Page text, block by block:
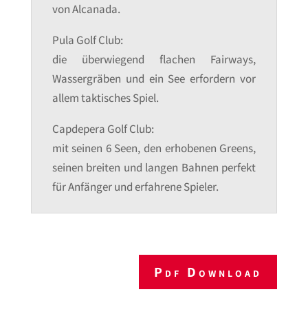
von Alcanada.
Pula Golf Club:
die überwiegend flachen Fairways,
Wassergräben und ein See erfordern vor
allem taktisches Spiel.
Capdepera Golf Club:
mit seinen 6 Seen, den erhobenen Greens,
seinen breiten und langen Bahnen perfekt
für Anfänger und erfahrene Spieler.
Pdf Download